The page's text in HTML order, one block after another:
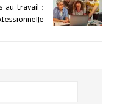
au travail :